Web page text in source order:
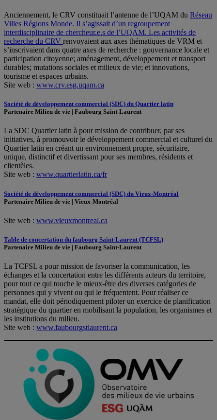
Anciennement, le CRV constituait l’antenne de l’UQAM du Réseau
Villes Régions Monde. Il s’agissait d’un regroupement
interdisciplinaire de chercheur.e.s de l’UQAM. Les activités de
recherche du CRV renvoyaient aux axes thématiques de VRM et
s’inscrivaient dans quatre axes de recherche : gouvernance locale et
participation citoyenne; aménagement, développement et transport
durables; mutations sociales et milieux de vie; et innovations,
tourisme et espaces urbains.
Site web : www.crv.esg.uqam.ca
Société de développement commercial (SDC) du Quartier latin
Partenaire Milieu de vie | Faubourg Saint-Laurent
La SDC Quartier latin à pour mission de contribuer, par ses
initiatives, à promouvoir le développement commercial et culturel du
Quartier latin en créant un environnement propre, sécuritaire,
unique, distinctif et divertissant pour ses membres, résidents et
clientèles.
Site web : www.quartierlatin.ca/fr
Société de développement commercial (SDC) du Vieux-Montréal
Partenaire Milieu de vie | Vieux-Montréal
Site web : www.vieuxmontreal.ca
Table de concertation du faubourg Saint-Laurent (TCFSL)
Partenaire Milieu de vie | Faubourg Saint-Laurent
La TCFSL a pour mission de favoriser la communication, les
échanges et la concertation entre les différents acteurs du territoire,
pour tout ce qui touche le mieux-être des diverses catégories de
personnes qui y vivent ou qui le fréquentent. Pour réaliser ce
mandat, elle doit périodiquement piloter un exercice de planification
stratégique du quartier en mobilisant la population, les organismes et
les institutions du milieu.
Site web : www.faubourgstlaurent.ca